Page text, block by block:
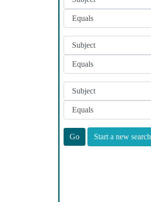
Start a new search